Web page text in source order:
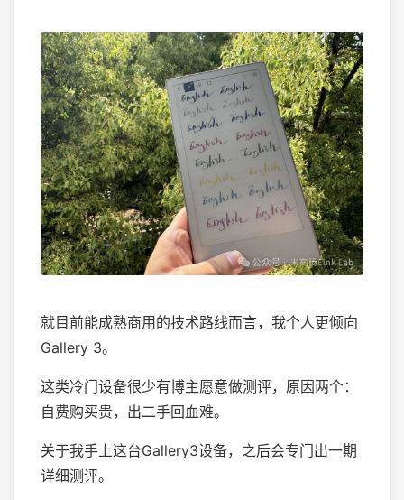
就目前能成熟商用的技术路线而言，我个人更倾向
Gallery 3。
这类冷门设备很少有博主愿意做测评，原因两个：
自费购买贵，出二手回血难。
关于我手上这台Gallery3设备，之后会专门出一期
详细测评。